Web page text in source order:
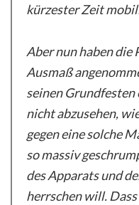
kürzester Zeit
Aber nun haben die
Ausmaß
seinen
nicht abzusehen,
gegen eine solche
so massiv
des Apparats und
herrschen will.